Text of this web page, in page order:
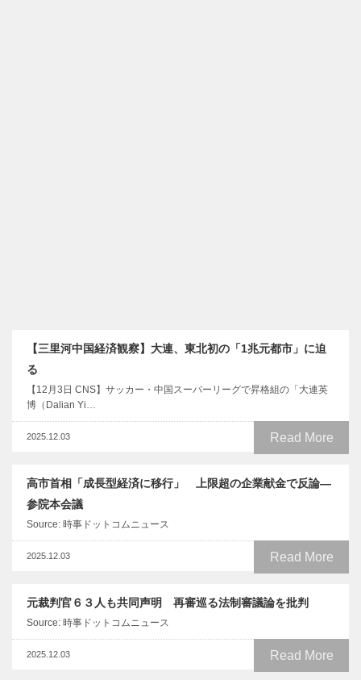
【三里河中国経済観察】大連、東北初の「1兆元都市」に迫
る
【12月3日 CNS】サッカー・中国スーパーリーグで昇格組の「大連英
博（Dalian Yi…
Read More
2025.12.03
高市首相「成長型経済に移行」 上限超の企業献金で反論―
参院本会議
Source: 時事ドットコムニュース
Read More
2025.12.03
元裁判官６３人も共同声明 再審巡る法制審議論を批判
Source: 時事ドットコムニュース
Read More
2025.12.03